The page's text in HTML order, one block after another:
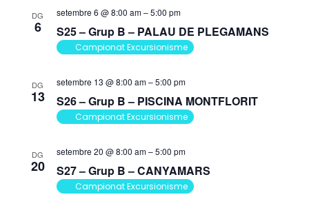
DG
6 S25 – Grup B – PALAU DE PLEGAMANS
setembre 6 @ 8:00 am–5:00 pm
Campionat Excursionisme
DG
13 S26 – Grup B – PISCINA MONTFLORIT
setembre 13 @ 8:00 am–5:00 pm
Campionat Excursionisme
DG
20 S27 – Grup B – CANYAMARS
setembre 20 @ 8:00 am–5:00 pm
Campionat Excursionisme